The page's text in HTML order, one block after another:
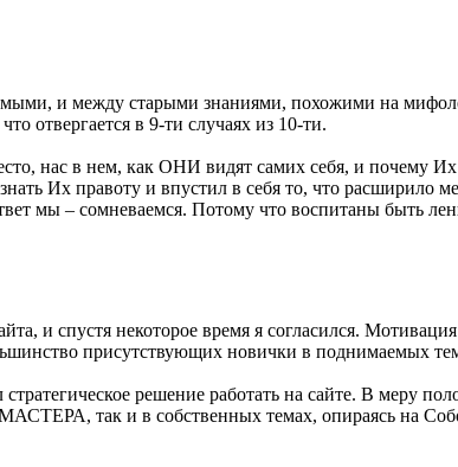
и между старыми знаниями, похожими на
отвергается в 9-ти случаях из 10-ти.
нас в нем, как ОНИ видят самих себя, и почему Их
Их правоту и впустил в себя то, что расширило
мы – сомневаемся. Потому что воспитаны быть
и спустя некоторое время я согласился.
присутствующих новички в поднимаемых
решение работать на сайте. В меру
МАСТЕРА, так и в собственных темах, опираясь